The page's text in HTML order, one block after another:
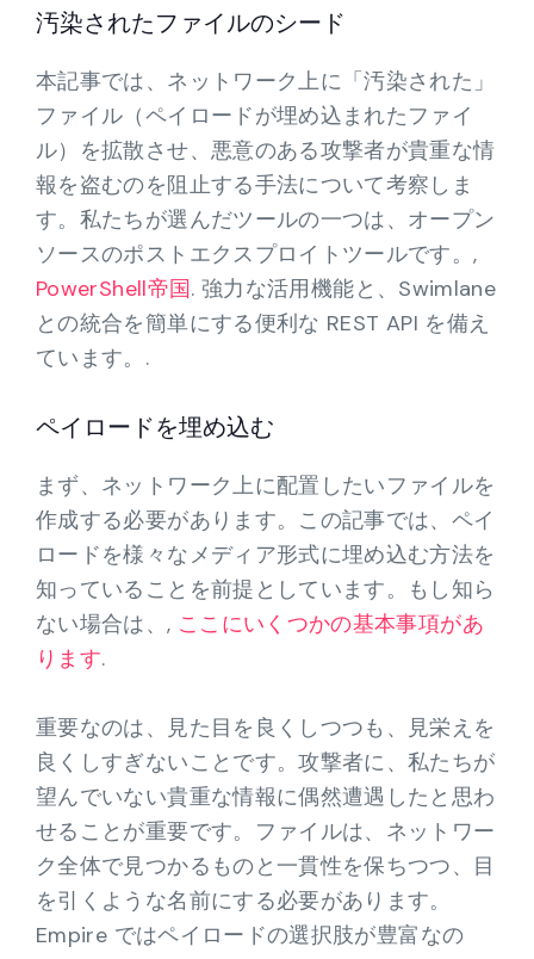
汚染されたファイルのシード
本記事では、ネットワーク上に「汚染された」
ファイル（ペイロードが埋め込まれたファイ
ル）を拡散させ、悪意のある攻撃者が貴重な情
報を盗むのを阻止する手法について考察しま
す。私たちが選んだツールの一つは、オープン
ソースのポストエクスプロイトツールです。,
PowerShell帝国. 強力な活用機能と、Swimlane
との統合を簡単にする便利な REST API を備え
ています。.
ペイロードを埋め込む
まず、ネットワーク上に配置したいファイルを
作成する必要があります。この記事では、ペイ
ロードを様々なメディア形式に埋め込む方法を
知っていることを前提としています。もし知ら
ない場合は、, ここにいくつかの基本事項があ
ります.
重要なのは、見た目を良くしつつも、見栄えを
良くしすぎないことです。攻撃者に、私たちが
望んでいない貴重な情報に偶然遭遇したと思わ
せることが重要です。ファイルは、ネットワー
ク全体で見つかるものと一貫性を保ちつつ、目
を引くような名前にする必要があります。
Empire ではペイロードの選択肢が豊富なの